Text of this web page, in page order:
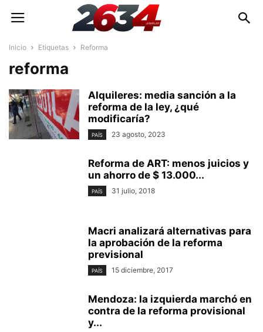
Inicio Etiquetas Reforma
reforma
Alquileres: media sanción a la
reforma de la ley, ¿qué
modificaría?
PAÍS 23 agosto, 2023
Reforma de ART: menos juicios y
un ahorro de $ 13.000...
PAÍS 31 julio, 2018
Macri analizará alternativas para
la aprobación de la reforma
previsional
PAÍS 15 diciembre, 2017
Mendoza: la izquierda marchó en
contra de la reforma provisional
y...